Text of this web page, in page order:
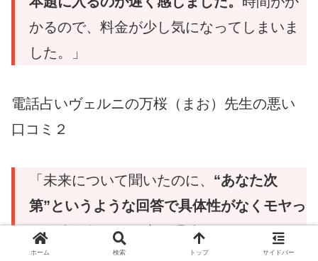
かるので、料金が少し気になってしまいま
した。」
電話占いヴェルニの万桜（まお）先生の悪い
口コミ２
「未来について聞いたのに、 “あなた次
第”というような回答で具体性がなくモヤっ
としました。もう少し明確なアドバイスが
欲しかったです。」
ホーム 検索 トップ サイドバー